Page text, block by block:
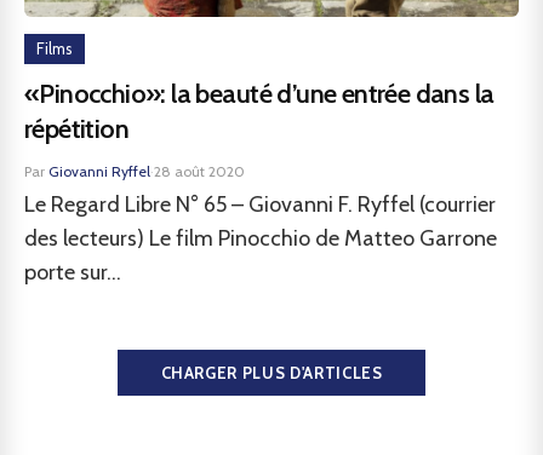
Films
«Pinocchio»: la beauté d’une entrée dans la
répétition
Par Giovanni Ryffel·28 août 2020
Le Regard Libre N° 65 – Giovanni F. Ryffel (courrier
des lecteurs) Le film Pinocchio de Matteo Garrone
porte sur...
CHARGER PLUS D'ARTICLES